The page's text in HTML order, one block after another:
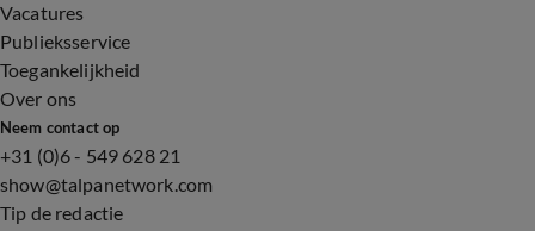
Vacatures
Publieksservice
Toegankelijkheid
Over ons
Neem contact op
+31 (0)6 - 549 628 21
show@talpanetwork.com
Tip de redactie